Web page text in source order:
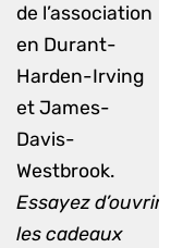
de l’association
en Durant-
Harden-Irving
et James-
Davis-
Westbrook.
Essayez d’ouvrir
les cadeaux